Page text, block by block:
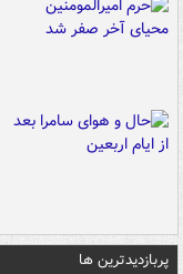
پربازدیدترین ها